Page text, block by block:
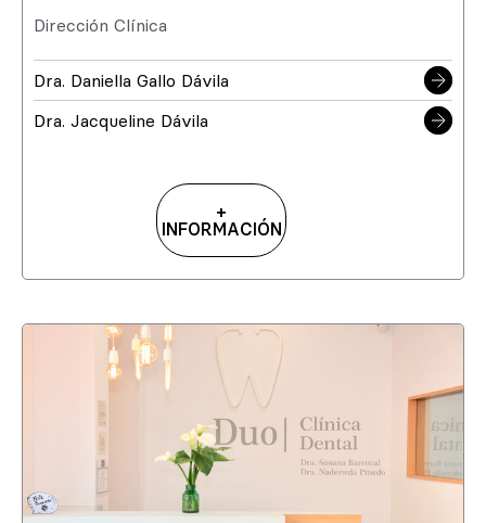
Dirección Clínica
Dra. Daniella Gallo Dávila
Dra. Jacqueline Dávila
+
INFORMACIÓN